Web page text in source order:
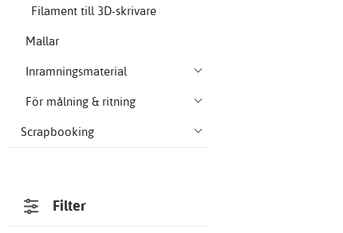
Filament till 3D-skrivare
Mallar
Inramningsmaterial
För målning & ritning
Scrapbooking
Filter